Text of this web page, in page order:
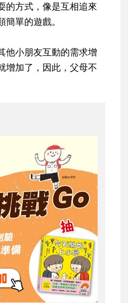
的方式，像是互相追來
單的遊戲。
他小朋友互動的需求增
增加了，因此，父母不